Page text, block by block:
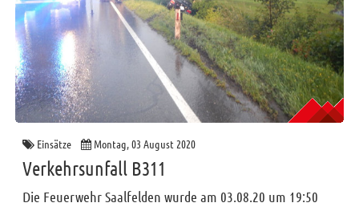
Einsätze Montag, 03 August 2020
Verkehrsunfall B311
Die Feuerwehr Saalfelden wurde am 03.08.20 um 19:50